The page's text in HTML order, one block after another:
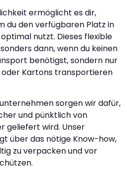
ermöglicht es dir,
du den verfügbaren Platz in
nutzt. Dieses flexible
dann, wenn du keinen
benötigst, sondern nur
oder Kartons transportieren
sorgen wir dafür,
und pünktlich von
geliefert wird. Unser
über das nötige Know-how,
zu verpacken und vor